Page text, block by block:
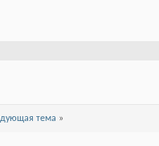
тема »